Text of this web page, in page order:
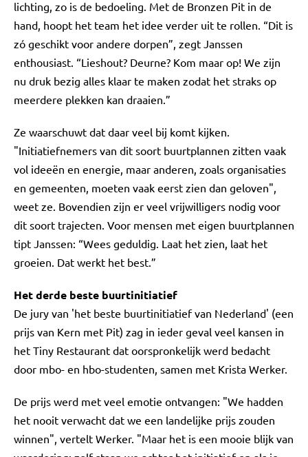
lichting, zo is de bedoeling. Met de Bronzen Pit in de
hand, hoopt het team het idee verder uit te rollen. “Dit is
zó geschikt voor andere dorpen”, zegt Janssen
enthousiast. “Lieshout? Deurne? Kom maar op! We zijn
nu druk bezig alles klaar te maken zodat het straks op
meerdere plekken kan draaien.”
Ze waarschuwt dat daar veel bij komt kijken.
"Initiatiefnemers van dit soort buurtplannen zitten vaak
vol ideeën en energie, maar anderen, zoals organisaties
en gemeenten, moeten vaak eerst zien dan geloven",
weet ze. Bovendien zijn er veel vrijwilligers nodig voor
dit soort trajecten. Voor mensen met eigen buurtplannen
tipt Janssen: “Wees geduldig. Laat het zien, laat het
groeien. Dat werkt het best.”
Het derde beste buurtinitiatief
De jury van 'het beste buurtinitiatief van Nederland' (een
prijs van Kern met Pit) zag in ieder geval veel kansen in
het Tiny Restaurant dat oorspronkelijk werd bedacht
door mbo- en hbo-studenten, samen met Krista Werker.
De prijs werd met veel emotie ontvangen: "We hadden
het nooit verwacht dat we een landelijke prijs zouden
winnen", vertelt Werker. "Maar het is een mooie blijk van